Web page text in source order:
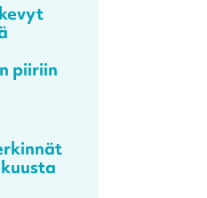
piiriin